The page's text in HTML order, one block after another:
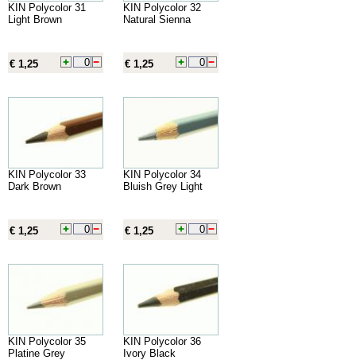
KIN Polycolor 31
Light Brown
€ 1,25
KIN Polycolor 32
Natural Sienna
€ 1,25
KIN Polycolor 33
Dark Brown
€ 1,25
KIN Polycolor 34
Bluish Grey Light
€ 1,25
KIN Polycolor 35
Platine Grey
KIN Polycolor 36
Ivory Black